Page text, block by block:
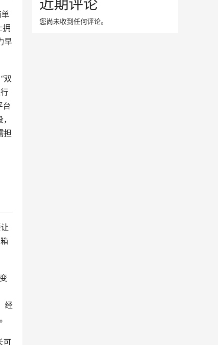
拥
早
双
台
担
经
可
您尚未收到任何评论。